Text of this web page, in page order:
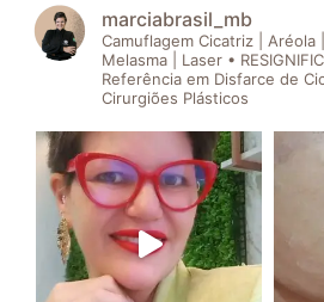
marciabrasil_mb
Camuflagem Cicatriz | Aréola
Melasma | Laser •
Referência em Disfarce de
Cirurgiões Plásticos